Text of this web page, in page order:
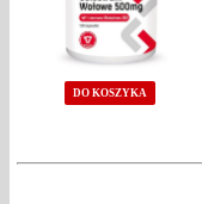
DO KOSZYKA